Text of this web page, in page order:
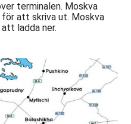
terminalen. Moskva
att skriva ut. Moskva
ladda ner.